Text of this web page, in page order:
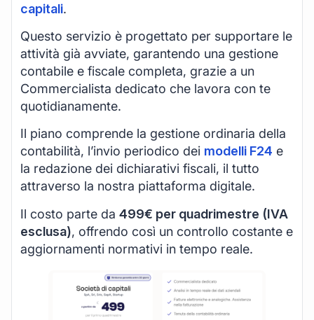
capitali.
Questo servizio è progettato per supportare le
attività già avviate, garantendo una gestione
contabile e fiscale completa, grazie a un
Commercialista dedicato che lavora con te
quotidianamente.
Il piano comprende la gestione ordinaria della
contabilità, l’invio periodico dei modelli F24 e
la redazione dei dichiarativi fiscali, il tutto
attraverso la nostra piattaforma digitale.
Il costo parte da 499€ per quadrimestre (IVA
esclusa), offrendo così un controllo costante e
aggiornamenti normativi in tempo reale.